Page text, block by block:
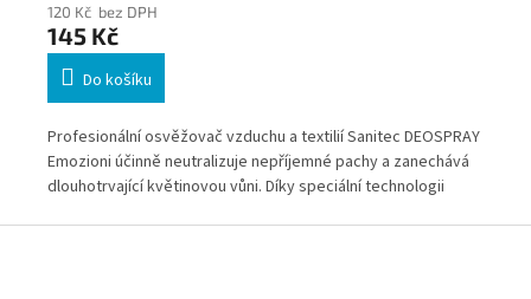
120 Kč bez DPH
145 Kč
Do košíku
Profesionální osvěžovač vzduchu a textilií Sanitec DEOSPRAY
Emozioni účinně neutralizuje nepříjemné pachy a zanechává
dlouhotrvající květinovou vůni. Díky speciální technologii